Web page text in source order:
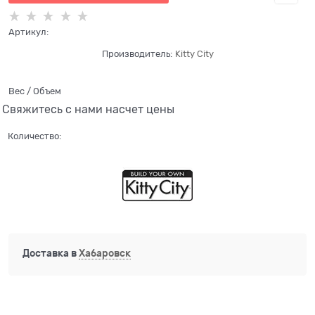
Артикул:
Производитель: Kitty City
Вес / Объем
Свяжитесь с нами насчет цены
Количество:
Доставка вХабаровск